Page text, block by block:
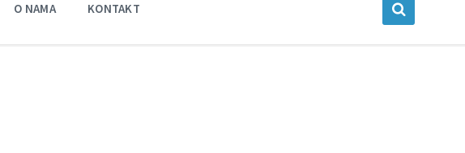
O NAMA KONTAKT